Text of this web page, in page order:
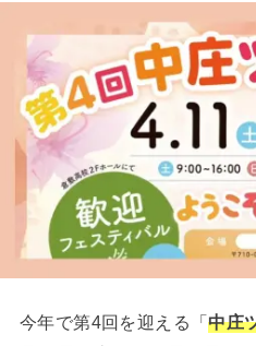
今年で第4回を迎える「中庄